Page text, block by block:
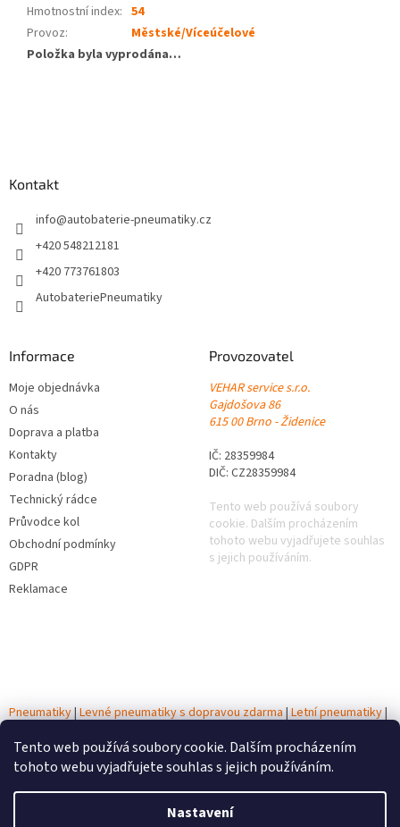
Tento web používá soubory cookie. Dalším procházením
tohoto webu vyjadřujete souhlas s jejich používáním.
Nastavení
Hmotnostní index: 54
Provoz:
Městské/Víceúčelové
Položka byla vyprodána…
Kontakt
info@autobaterie-pneumatiky.cz
+420 548212181
+420 773761803
AutobateriePneumatiky
Informace
Moje objednávka
O nás
Doprava a platba
Kontakty
Poradna (blog)
Technický rádce
Průvodce kol
Obchodní podmínky
GDPR
Reklamace
Provozovatel
VEHAR service s.r.o.
Gajdošova 86
615 00 Brno - Židenice
IČ: 28359984
DIČ: CZ28359984
Tento web používá soubory
cookie. Dalším procházením
tohoto webu vyjadřujete souhlas
s jejich používáním.
Pneumatiky|Levné pneumatiky s dopravou zdarma|Letní pneumatiky|
Autobaterie